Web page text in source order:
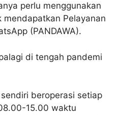
perlu menggunakan
Pelayanan
(PANDAWA).
di tengah pandemi
beroperasi setiap
15.00 waktu